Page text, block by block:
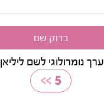
ערך נומרולוגי לשם ליליאן
5
>>